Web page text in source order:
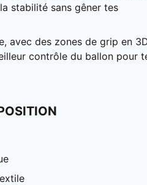
stabilité sans gêner tes
avec des zones de grip en
contrôle du ballon pour